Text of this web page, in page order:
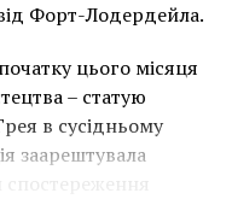
з
це
Форт-Лодердейла.
цього місяця
– статую
в сусідньому
заарештувала